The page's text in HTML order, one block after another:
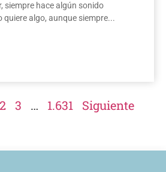
siempre hace algún sonido
algo, aunque siempre...
2 3 … 1.631 Siguiente